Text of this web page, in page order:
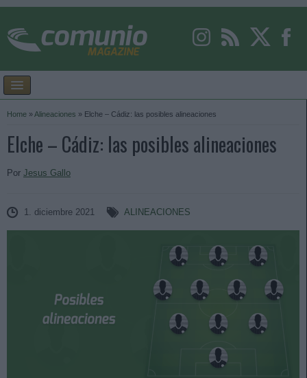
Home »Alineaciones » Elche – Cádiz: las posibles alineaciones
Elche – Cádiz: las posibles alineaciones
Por Jesus Gallo
1. diciembre 2021 ALINEACIONES